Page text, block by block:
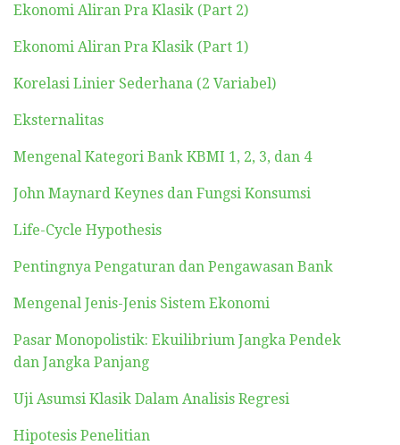
Ekonomi Aliran Pra Klasik (Part 2)
Ekonomi Aliran Pra Klasik (Part 1)
Korelasi Linier Sederhana (2 Variabel)
Eksternalitas
Mengenal Kategori Bank KBMI 1, 2, 3, dan 4
John Maynard Keynes dan Fungsi Konsumsi
Life-Cycle Hypothesis
Pentingnya Pengaturan dan Pengawasan Bank
Mengenal Jenis-Jenis Sistem Ekonomi
Pasar Monopolistik: Ekuilibrium Jangka Pendek
dan Jangka Panjang
Uji Asumsi Klasik Dalam Analisis Regresi
Hipotesis Penelitian